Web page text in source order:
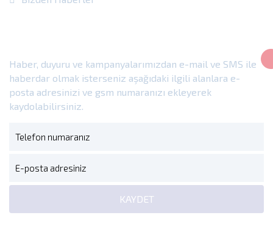
Haber, duyuru ve kampanyalarımızdan e-mail ve SMS ile
haberdar olmak isterseniz aşağıdaki ilgili alanlara e-
posta adresinizi ve gsm numaranızı ekleyerek
kaydolabilirsiniz.
KAYDET